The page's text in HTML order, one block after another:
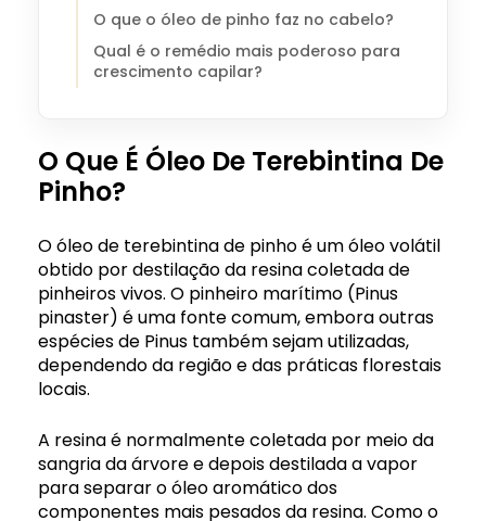
O que o óleo de pinho faz no cabelo?
Qual é o remédio mais poderoso para
crescimento capilar?
O Que É Óleo De Terebintina De
Pinho?
O óleo de terebintina de pinho é um óleo volátil
obtido por destilação da resina coletada de
pinheiros vivos. O pinheiro marítimo (Pinus
pinaster) é uma fonte comum, embora outras
espécies de Pinus também sejam utilizadas,
dependendo da região e das práticas florestais
locais.
A resina é normalmente coletada por meio da
sangria da árvore e depois destilada a vapor
para separar o óleo aromático dos
componentes mais pesados da resina. Como o